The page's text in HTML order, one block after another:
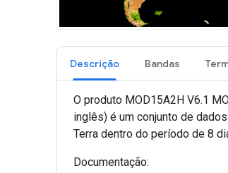
Descrição Bandas
O produto MOD15A2H V6.1
inglês) é um conjunto de
Terra dentro do período de 8
Documentação: